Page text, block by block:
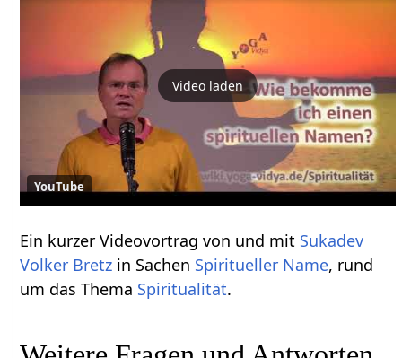
Video laden
YouTube
Ein kurzer Videovortrag von und mit Sukadev
Volker Bretz in Sachen Spiritueller Name, rund
um das Thema Spiritualität.